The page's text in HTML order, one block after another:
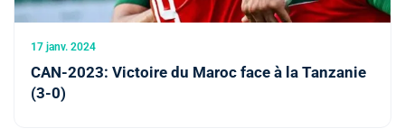
17 janv. 2024
CAN-2023: Victoire du Maroc face à la Tanzanie
(3-0)